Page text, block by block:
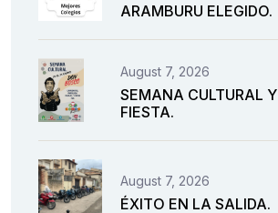
ARAMBURU ELEGIDO.
August 7, 2026
SEMANA CULTURAL Y
FIESTA.
August 7, 2026
ÉXITO EN LA SALIDA.